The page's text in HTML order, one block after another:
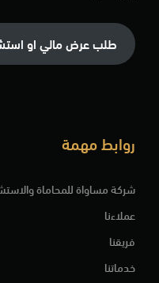
طلب عرض مالي او
روابط مهمة
شركة مساواة للمحاماة
عملاءنا
فريقنا
خدماتنا